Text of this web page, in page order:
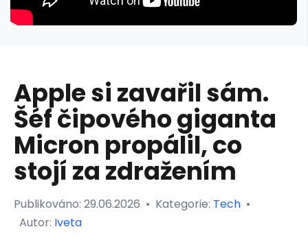
Apple si zavařil sám.
Šéf čipového giganta
Micron propálil, co
stojí za zdražením
Publikováno: 29.06.2026 • Kategorie: Tech •
Autor: Iveta